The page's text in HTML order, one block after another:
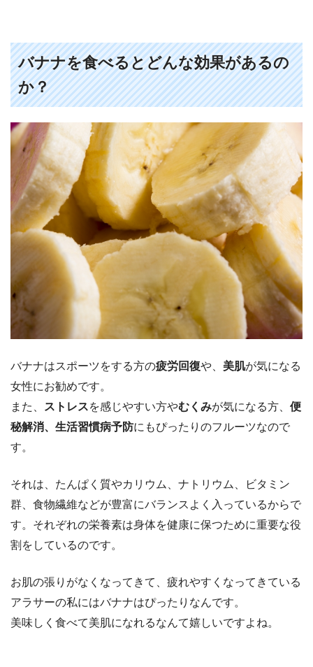
バナナを食べるとどんな効果があるの
か？
バナナはスポーツをする方の疲労回復や、 美肌が気になる
女性にお勧めです。
また、
ストレスを感じやすい方やむくみが気になる方、 便
秘解消、生活習慣病予防にもぴったりのフルーツなので
す。
それは、たんぱく質やカリウム、ナトリウム、ビタミン
群、食物繊維などが豊富にバランスよく入っているからで
す。それぞれの栄養素は身体を健康に保つために重要な役
割をしているのです。
お肌の張りがなくなってきて、疲れやすくなってきている
アラサーの私にはバナナはぴったりなんです。
美味しく食べて美肌になれるなんて嬉しいですよね。